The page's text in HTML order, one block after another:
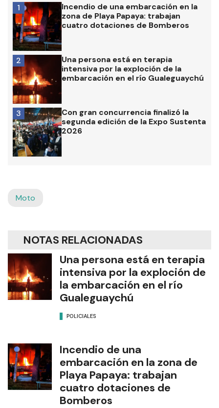
Incendio de una embarcación en la
zona de Playa Papaya: trabajan
cuatro dotaciones de Bomberos
1
Una persona está en terapia
intensiva por la exploción de la
embarcación en el río Gualeguaychú
2
Con gran concurrencia finalizó la
segunda edición de la Expo Sustenta
2026
3
Moto
NOTAS RELACIONADAS
Una persona está en terapia
intensiva por la exploción de
la embarcación en el río
Gualeguaychú
POLICIALES
Incendio de una
embarcación en la zona de
Playa Papaya: trabajan
cuatro dotaciones de
Bomberos